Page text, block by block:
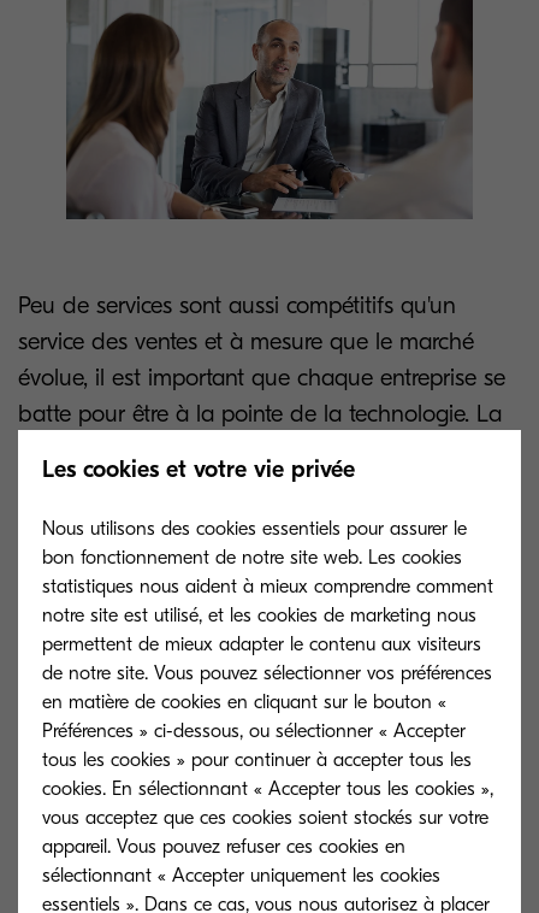
Peu de services sont aussi compétitifs qu'un
service des ventes et à mesure que le marché
évolue, il est important que chaque entreprise se
batte pour être à la pointe de la technologie. La
de ce processus et donne aux professionnels de
la vente une longueur d'avance sur leurs
concurrents, en leur fournissant une plate-forme
efficace grâce à laquelle ils peuvent conserver
toute leur information commerciale et réduire
l'administratif.
C'est une période de transition pour l'industrie,
depuis les petites entreprises où les professionnels
de la vente remplissent également d'autres rôles
et ont besoin d'optimiser leurs processus pour
consacrer du temps à d'autres tâches, jusqu'aux
Les cookies et votre vie privée
Nous utilisons des cookies essentiels pour assurer le
bon fonctionnement de notre site web. Les cookies
statistiques nous aident à mieux comprendre comment
notre site est utilisé, et les cookies de marketing nous
permettent de mieux adapter le contenu aux visiteurs
de notre site. Vous pouvez sélectionner vos préférences
en matière de cookies en cliquant sur le bouton «
Préférences » ci-dessous, ou sélectionner « Accepter
tous les cookies » pour continuer à accepter tous les
cookies. En sélectionnant « Accepter tous les cookies »,
vous acceptez que ces cookies soient stockés sur votre
appareil. Vous pouvez refuser ces cookies en
sélectionnant « Accepter uniquement les cookies
essentiels ». Dans ce cas, vous nous autorisez à placer